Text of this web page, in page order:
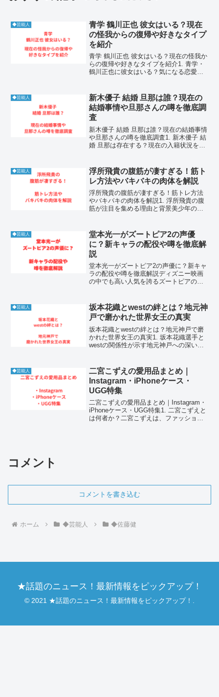
◆芸能人
青学 鶴川正也 彼女はいる？現在
の怪我からの復帰や好きなタイプ
を紹介
青学 鶴川正也 彼女はいる？現在の怪我か
らの復帰や好きなタイプを紹介1. 青学・
鶴川正也に彼女はいる？気になる恋愛事
存在するという公式な事実は、現在のと
こ...
◆芸能人
新木優子 結婚 旦那は誰？現在の
結婚事情や旦那さんの噂を徹底調
査
新木優子 結婚 旦那は誰？現在の結婚事情
や旦那さんの噂を徹底調査1. 新木優子 結
婚 旦那は存在する？現在の入籍状況を詳
子は独身の生活を継続しています。新木
優子...
◆芸能人
浮所飛貴の腹筋が凄すぎる！筋ト
レ方法やバキバキの肉体を解説
浮所飛貴の腹筋が凄すぎる！筋トレ方法
やバキバキの肉体を解説1. 浮所飛貴の腹
筋が注目を集める理由と背景美少年のメ
ほど鍛え上げられた肉体を持っているこ
とで知られています。...
◆芸能人
堂本光一がズートピア2の声優
に？新キャラの配役や噂を徹底解
説
堂本光一がズートピア2の声優に？新キャ
ラの配役や噂を徹底解説ディズニー映画
の中でも高い人気を誇るズートピアの続
ています。その中でも特に大きな注目を
集めているのが、堂本光...
◆芸能人
坂本花織とwestの絆とは？地元神
戸で磨かれた世界女王の真実
坂本花織とwestの絆とは？地元神戸で磨
かれた世界女王の真実1. 坂本花織選手と
westの関係性が示す地元神戸への深い愛
というキーワードは彼女のアイデンティ
ティと深...
◆芸能人
二宮こずえの愛用品まとめ｜
Instagram・iPhoneケース・
UGG特集
二宮こずえの愛用品まとめ｜Instagram・
iPhoneケース・UGG特集1. 二宮こずえと
は何者か？二宮こずえは、ファッション
コメント
コメントを書き込む
ホーム ◆芸能人 ◆佐藤健
★話題のニュース！最新情報をピックアップ！
© 2021 ★話題のニュース！最新情報をピックアップ！.